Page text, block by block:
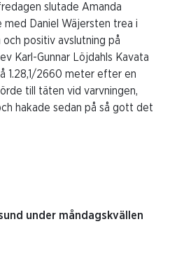
slutade Amanda
med Daniel Wäjersten trea i
positiv avslutning på
Karl-Gunnar Löjdahls Kavata
1.28,1/2660 meter efter en
till täten vid varvningen,
hakade sedan på så gott det
under måndagskvällen